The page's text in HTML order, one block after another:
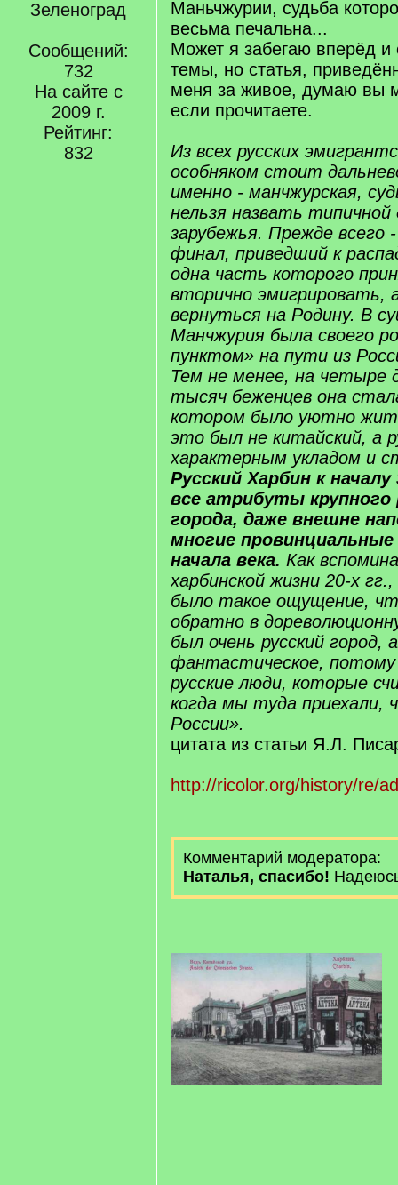
Зеленоград
Сообщений:
732
На сайте с
2009 г.
Рейтинг:
832
Маньчжурии, судьба
весьма печальна...
Может я забегаю вперёд и
темы, но статья,
меня за живое, думаю вы
если прочитаете.
Из всех русских
особняком стоит
именно - манчжурская,
нельзя назвать типичной
зарубежья. Прежде всего
финал, приведший к
одна часть которого
вторично эмигрировать,
вернуться на Родину. В
Манчжурия была своего
пунктом» на пути из
Тем не менее, на четыре
тысяч беженцев она
котором было уютно
это был не китайский, а
характерным укладом и
Русский Харбин к началу
все атрибуты крупного
города, даже внешне
многие провинциальные
начала века. Как
харбинской жизни 20-х
было такое ощущение,
обратно в
был очень русский город,
фантастическое,
русские люди, которые
когда мы туда приехали,
России».
цитата из статьи Я.Л.
http://ricolor.org/history/re/
Комментарий модератора:
Наталья, спасибо!